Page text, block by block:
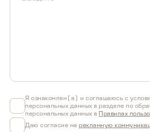
Я ознакомлен(а) и соглашаюсь с
персональных данных в разделе по
персональных данных в Правилах
Даю согласие на рекламную